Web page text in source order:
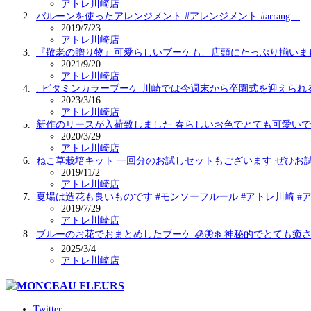
アトレ川崎店
バルーンを使ったアレンジメント #アレンジメント #arrang…
2019/7/23
アトレ川崎店
『敬老の贈り物』可愛らしいブーケも、店頭にたっぷり揃い
2021/9/20
アトレ川崎店
. ビタミンカラーブーケ 川崎では今週末から卒園式を迎えら
2023/3/16
アトレ川崎店
新作のリースが入荷致しました 春らしいお色でとても可愛い
2020/3/29
アトレ川崎店
ねこ草栽培キット 一回分のお試しセットもございます ぜひお
2019/11/2
アトレ川崎店
夏場は造花も良いものです #モンソーフルール #アトレ川崎 #
2019/7/29
アトレ川崎店
ブルーのお花でおまとめしたブーケ 🧊🦋❄️ 神秘的でとても癒
2025/3/4
アトレ川崎店